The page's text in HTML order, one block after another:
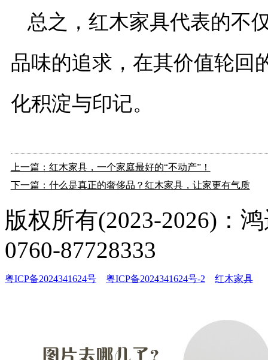
总之，红木家具代表的不
品味的追求，在其价值轮回
化积淀与印记。
上一篇：红木家具，一个家庭最好的“不动产”！
下一篇：什么是真正的奢侈品？红木家具，让家更有气质
版权所有(2023-2026)：
0760-87728333
粤ICP备2024341624号 粤ICP备2024341624号-2 红木家具